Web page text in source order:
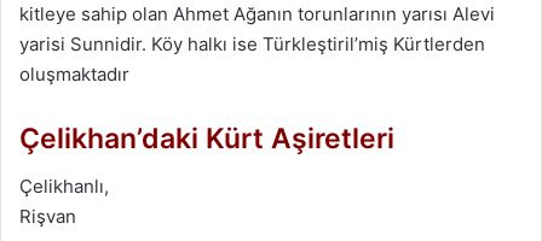
kitleye sahip olan Ahmet Ağanın torunlarının yarısı Alevi
yarisi Sunnidir. Köy halkı ise Türkleştiril’miş Kürtlerden
oluşmaktadır
Çelikhan’daki Kürt Aşiretleri
Çelikhanlı,
Rişvan